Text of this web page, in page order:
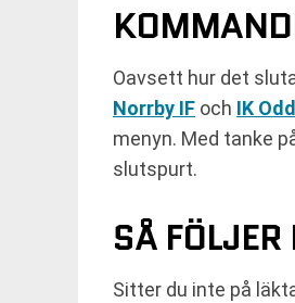
Oavsett hur det
Norrby IF och IK
menyn. Med tanke
slutspurt.
SÅ
Sitter du inte på